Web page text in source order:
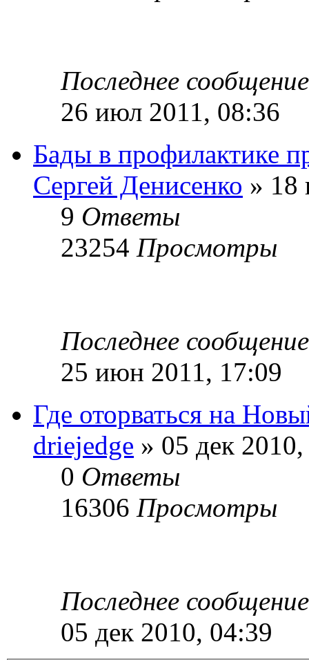
Последнее
26 июл 2011, 08:36
Бады в профилактике
Сергей Денисенко » 18
9 Ответы
23254 Просмотры
Последнее
25 июн 2011, 17:09
Где оторваться на
driejedge » 05 дек
0 Ответы
16306 Просмотры
Последнее
05 дек 2010, 04:39